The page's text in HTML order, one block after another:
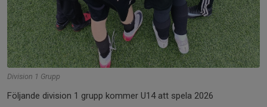
Division 1 Grupp
Följande division 1 grupp kommer U14 att spela 2026